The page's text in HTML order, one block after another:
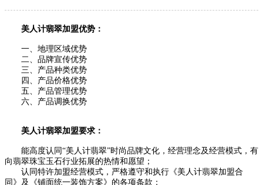
美人计翡翠加盟优势：
一、地理区域优势
二、品牌宣传优势
三、产品种类优势
四、产品价格优势
五、产品管理优势
六、产品调换优势
美人计翡翠加盟要求：
能高度认同“美人计翡翠”时尚品牌文化，经营理念及经营模式，有
向翡翠珠宝玉石行业拓展的热情和愿望；
认同特许加盟经营模式，严格遵守和执行《美人计翡翠加盟合
同》及《铺面统一装饰方案》的各项条款；